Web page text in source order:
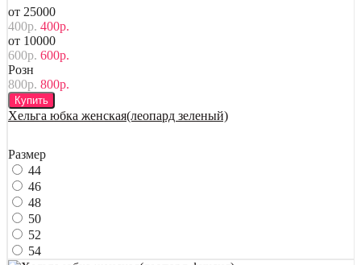
от 25000
400р. 400р.
от 10000
600р. 600р.
Розн
800р. 800р.
Купить
Хельга юбка женская(леопард зеленый)
Размер
44
46
48
50
52
54